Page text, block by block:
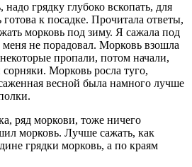
грядку глубоко вскопать, для
к посадке. Прочитала ответы,
морковь под зиму. Я сажала под
меня не порадовал. Морковь взошла
пропали, потом начали,
Морковь росла туго,
весной была намного лучше
ряд моркови, тоже ничего
морковь. Лучше сажать, как
грядки морковь, а по краям